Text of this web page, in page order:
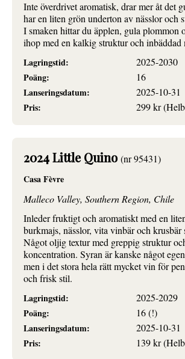
Inte överdrivet aromatisk, drar mer åt det
har en liten grön underton av nässlor och
I smaken hittar du äpplen, gula plommon
ihop med en kalkig struktur och inbäddad
Lagringstid:
2025-2030
Poäng:
16
Lanseringsdatum:
2025-10-31
Pris:
299 kr
2024 Little Quino (nr 95431)
Casa Fèvre
Malleco Valley, Southern Region, Chile
Inleder fruktigt och aromatiskt med en
burkmajs, nässlor, vita vinbär och krusbär
Något oljig textur med greppig struktur
koncentration. Syran är kanske något
men i det stora hela rätt mycket vin för
och frisk stil.
Lagringstid:
2025-2029
Poäng:
16 (!)
Lanseringsdatum:
2025-10-31
Pris:
139 kr